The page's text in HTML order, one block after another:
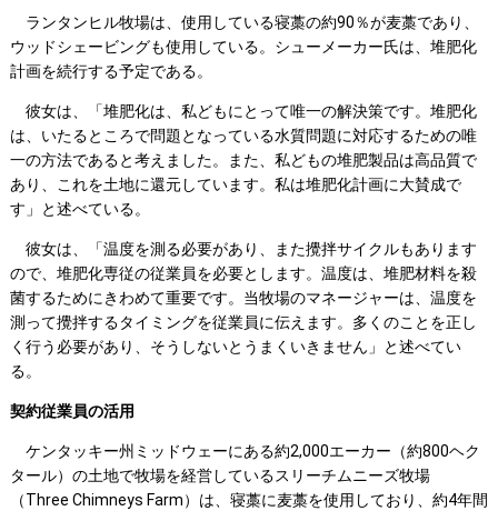
ランタンヒル牧場は、使用している寝藁の約90％が麦藁であり、
ウッドシェービングも使用している。シューメーカー氏は、堆肥化
計画を続行する予定である。
彼女は、「堆肥化は、私どもにとって唯一の解決策です。堆肥化
は、いたるところで問題となっている水質問題に対応するための唯
一の方法であると考えました。また、私どもの堆肥製品は高品質で
あり、これを土地に還元しています。私は堆肥化計画に大賛成で
す」と述べている。
彼女は、「温度を測る必要があり、また攪拌サイクルもあります
ので、堆肥化専従の従業員を必要とします。温度は、堆肥材料を殺
菌するためにきわめて重要です。当牧場のマネージャーは、温度を
測って攪拌するタイミングを従業員に伝えます。多くのことを正し
く行う必要があり、そうしないとうまくいきません」と述べてい
る。
契約従業員の活用
ケンタッキー州ミッドウェーにある約2,000エーカー（約800ヘク
タール）の土地で牧場を経営しているスリーチムニーズ牧場
（Three Chimneys Farm）は、寝藁に麦藁を使用しており、約4年間